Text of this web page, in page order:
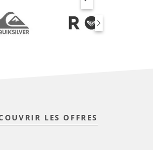
SUP & ACCESSOIRES
LES OFFRES